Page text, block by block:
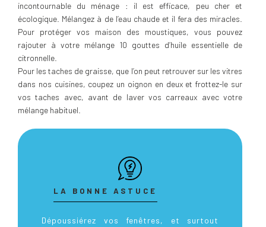
incontournable du ménage : il est efficace, peu cher et
écologique. Mélangez à de l’eau chaude et il fera des miracles.
Pour protéger vos maison des moustiques, vous pouvez
rajouter à votre mélange 10 gouttes d’huile essentielle de
citronnelle.
Pour les taches de graisse, que l’on peut retrouver sur les vitres
dans nos cuisines, coupez un oignon en deux et frottez-le sur
vos taches avec, avant de laver vos carreaux avec votre
mélange habituel.
LA BONNE ASTUCE
Dépoussiérez vos fenêtres, et surtout